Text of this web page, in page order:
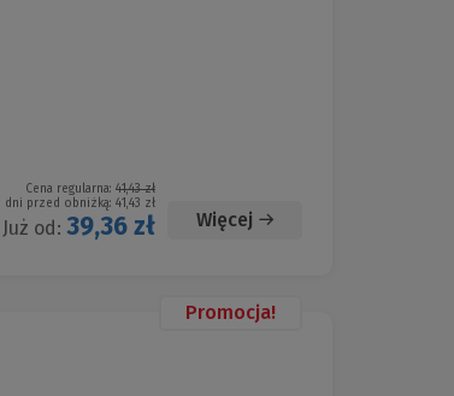
Cena regularna: 41,43 zł
dni przed obniżką: 41,43 zł
Już od: 39,36 zł Więcej
Promocja!